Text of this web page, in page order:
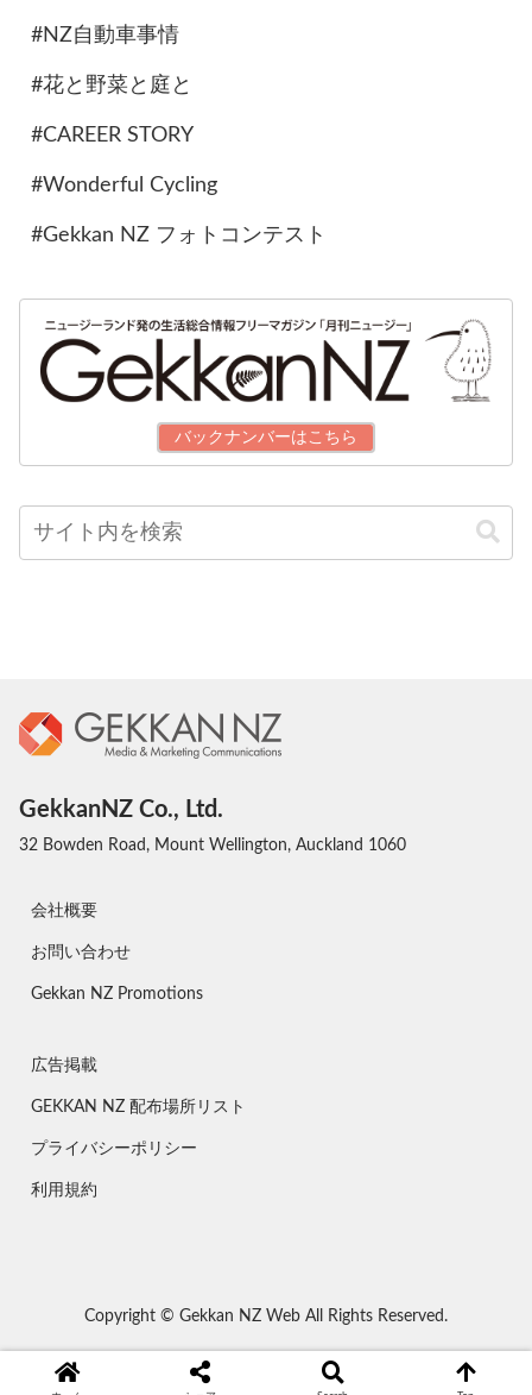
#NZ自動車事情
#花と野菜と庭と
#CAREER STORY
#Wonderful Cycling
#Gekkan NZ フォトコンテスト
バックナンバーはこちら
GekkanNZ Co., Ltd.
32 Bowden Road, Mount Wellington, Auckland 1060
会社概要
お問い合わせ
Gekkan NZ Promotions
広告掲載
GEKKAN NZ 配布場所リスト
プライバシーポリシー
利用規約
Copyright © Gekkan NZ Web All Rights Reserved.